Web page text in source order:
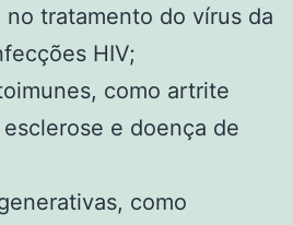
no tratamento do vírus da
HIV;
como artrite
e doença de
como